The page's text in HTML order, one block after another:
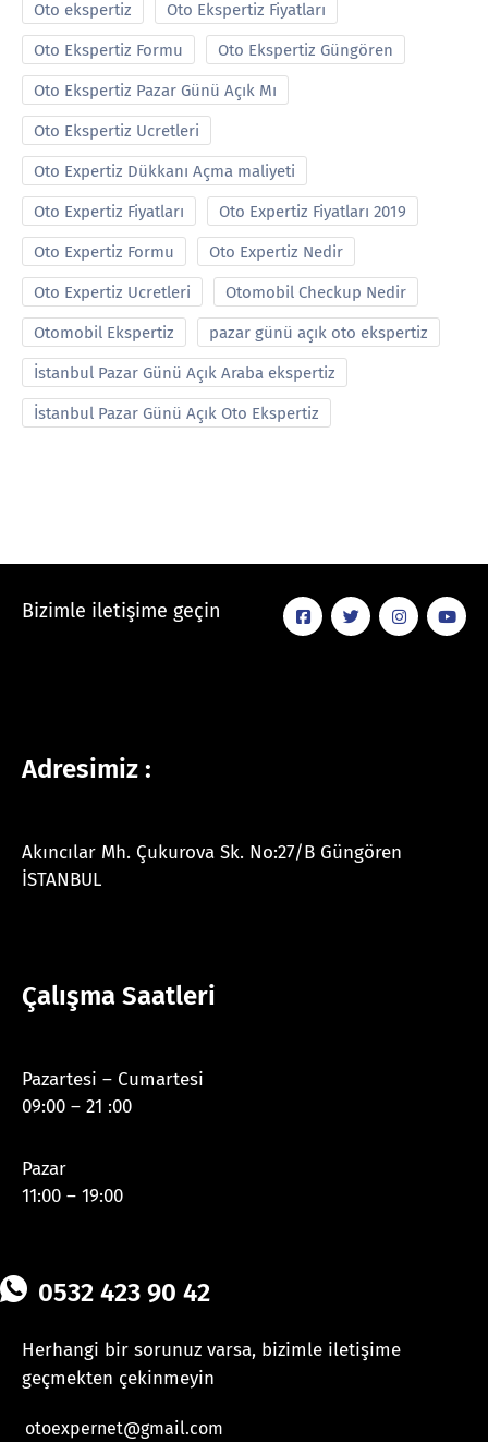
Oto ekspertiz Oto Ekspertiz Fiyatları
Oto Ekspertiz Formu Oto Ekspertiz Güngören
Oto Ekspertiz Pazar Günü Açık Mı
Oto Ekspertiz Ucretleri
Oto Expertiz Dükkanı Açma maliyeti
Oto Expertiz Fiyatları Oto Expertiz Fiyatları 2019
Oto Expertiz Formu Oto Expertiz Nedir
Oto Expertiz Ucretleri Otomobil Checkup Nedir
Otomobil Ekspertiz pazar günü açık oto ekspertiz
İstanbul Pazar Günü Açık Araba ekspertiz
İstanbul Pazar Günü Açık Oto Ekspertiz
Bizimle iletişime geçin
Adresimiz :
Akıncılar Mh. Çukurova Sk. No:27/B Güngören
İSTANBUL
Çalışma Saatleri
Pazartesi – Cumartesi
09:00 – 21 :00
Pazar
11:00 – 19:00
0532 423 90 42
Herhangi bir sorunuz varsa, bizimle iletişime
geçmekten çekinmeyin
otoexpernet@gmail.com